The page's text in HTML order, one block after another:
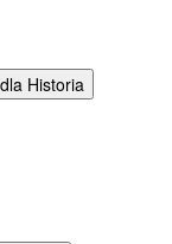
Historia